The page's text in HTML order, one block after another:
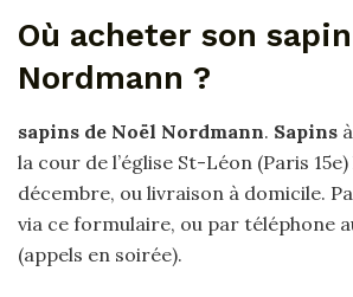
Où acheter son
Nordmann ?
sapins de Noël Nordmann. Sapins
la cour de l’église St-Léon (Paris
décembre, ou livraison à domicile.
via ce formulaire, ou par téléphone
(appels en soirée).